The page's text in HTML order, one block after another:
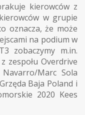
kierowców z
w grupie
oznacza, że może
na podium w
zobaczymy m.in.
zespołu Overdrive
Marc Sola
Baja Poland i
2020 Kees